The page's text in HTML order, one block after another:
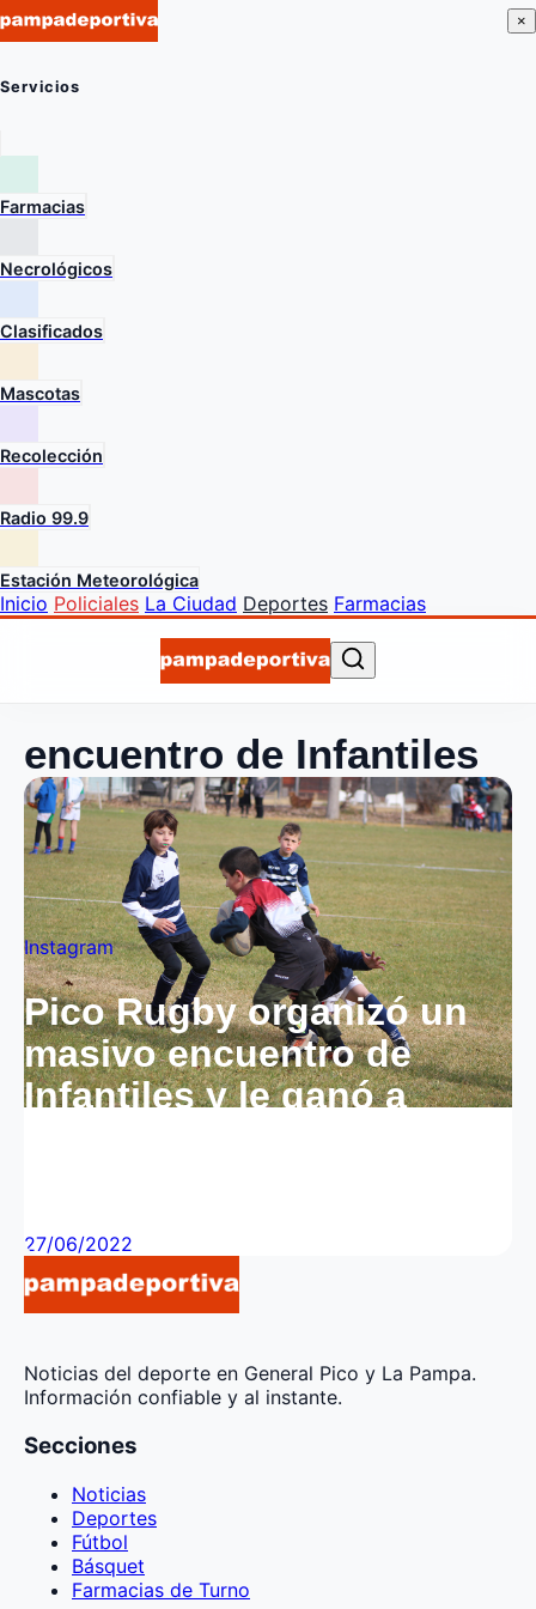
×
Servicios
Farmacias
Necrológicos
Clasificados
Mascotas
Recolección
Radio 99.9
Estación Meteorológica
Inicio Policiales La Ciudad Deportes Farmacias
encuentro de Infantiles
Instagram
Pico Rugby organizó un
masivo encuentro de
Infantiles y le ganó a
27/06/2022
Noticias del deporte en General Pico y La Pampa.
Información confiable y al instante.
Secciones
Noticias
Deportes
Fútbol
Básquet
Farmacias de Turno